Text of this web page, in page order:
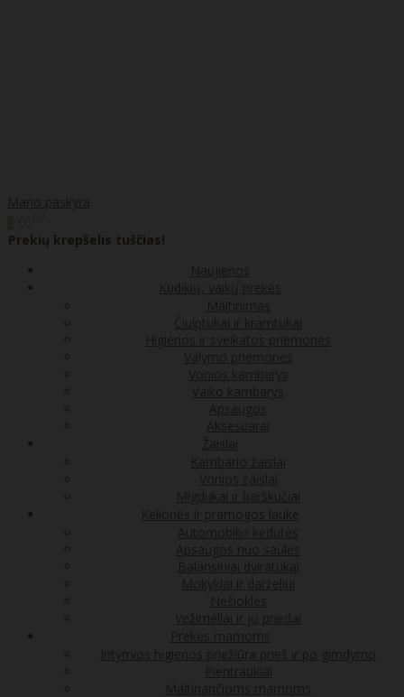
Mano paskyra
Prekių krepšelis tuščias!
Naujienos
Kūdikių, vaikų prekės
Maitinimas
Čiulptukai ir kramtukai
Higienos ir sveikatos priemonės
Valymo priemonės
Vonios kambarys
Vaiko kambarys
Apsaugos
Aksesuarai
Žaislai
Kambario žaislai
Vonios žaislai
Migdukai ir barškučiai
Kelionės ir pramogos lauke
Automobilio kėdutės
Apsaugos nuo saulės
Balansiniai dviratukai
Mokyklai ir darželiui
Nešioklės
Vežimėliai ir jų priedai
Prekės mamoms
Intymios higienos priežiūra prieš ir po gimdymo
Pientraukiai
Maitinančioms mamoms